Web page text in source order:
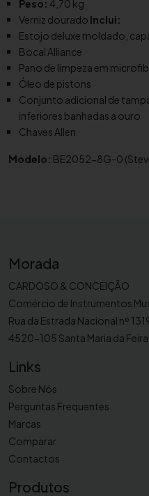
Peso: 4,70 kg
Verniz dourado Inclui:
Estojo deluxe moldado,
Bocal Alliance
Pano de limpeza em
Óleo de pistons
Conjunto adicional de
inferiores banhadas a ouro
Chaves Allen
Modelo: BE2052-8G-0
Morada
CARDOSO & CONCEIÇÃO
Comércio de Instrumentos
Rua da Estrada Nacional nº
4520-105 Santa Maria da Feira
Links
Sobre Nós
Perguntas Frequentes
Marcas
Comparar
Contactos
Produtos